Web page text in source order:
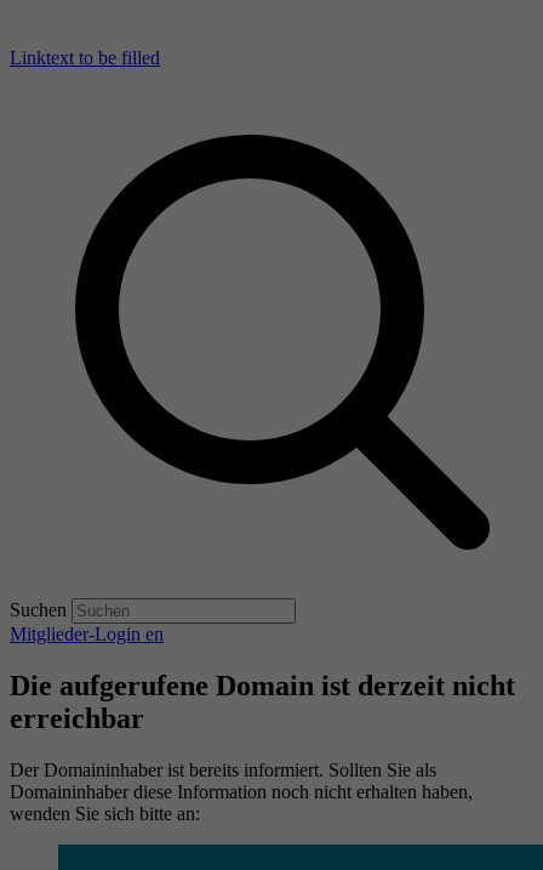
Linktext to be filled
Suchen
Mitglieder-Login en
Die aufgerufene Domain ist derzeit nicht
erreichbar
Der Domaininhaber ist bereits informiert. Sollten Sie als
Domaininhaber diese Information noch nicht erhalten haben,
wenden Sie sich bitte an: